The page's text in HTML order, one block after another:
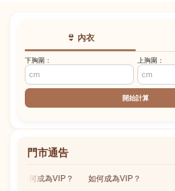
👙 內衣
下胸圍： 上胸圍：
開始計算
門市通告
如何成為VIP？ 如何成為VIP？